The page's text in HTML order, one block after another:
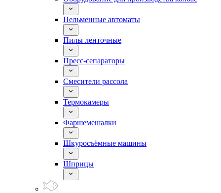
Пельменные автоматы
Пилы ленточные
Пресс-сепараторы
Смесители рассола
Термокамеры
Фаршемешалки
Шкуросъёмные машины
Шприцы